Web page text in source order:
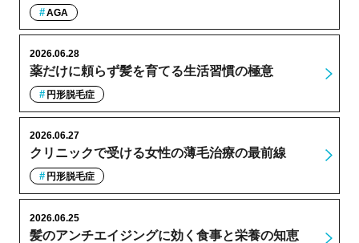
AGA
薬だけに頼らず髪を育てる生活習慣の極意
2026.06.28
円形脱毛症
クリニックで受ける女性の薄毛治療の最前線
2026.06.27
円形脱毛症
髪のアンチエイジングに効く食事と栄養の知恵
2026.06.25